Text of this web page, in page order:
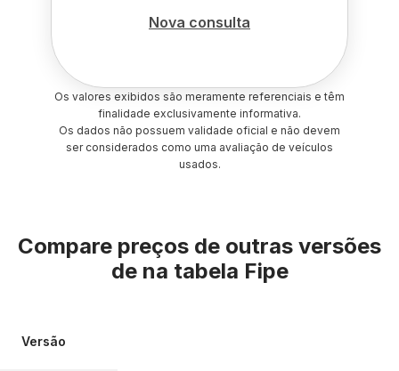
Nova consulta
Os valores exibidos são meramente referenciais e têm
finalidade exclusivamente informativa.
Os dados não possuem validade oficial e não devem
ser considerados como uma avaliação de veículos
usados.
Compare preços de outras versões
de na tabela Fipe
Versão